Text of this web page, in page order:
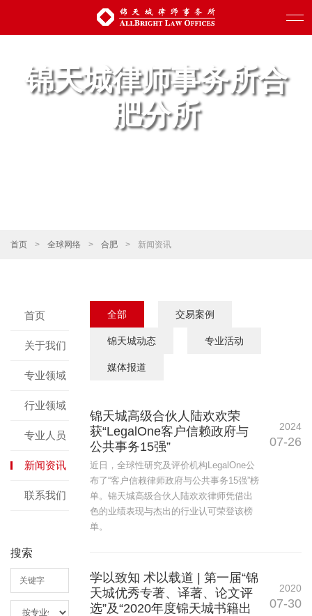
锦天城律师事务所合
肥分所
首页 > 全球网络 > 合肥 > 新闻资讯
首页
关于我们
专业领域
行业领域
专业人员
新闻资讯
联系我们
搜索
全部 交易案例
锦天城动态 专业活动
媒体报道
锦天城高级合伙人陆欢欢荣
获“LegalOne客户信赖政府与
公共事务15强”
近日，全球性研究及评价机构LegalOne公
布了“客户信赖律师政府与公共事务15强”榜
单。锦天城高级合伙人陆欢欢律师凭借出
色的业绩表现与杰出的行业认可荣登该榜
单。
2024
07-26
学以致知 术以载道 | 第一届“锦
天城优秀专著、译著、论文评
选”及“2020年度锦天城书籍出
2020
07-30